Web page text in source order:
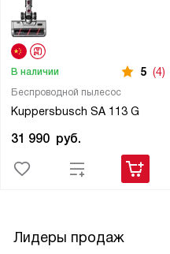
Беспроводной пылесос
Kuppersbusch SA 113 G
В наличии 5 (4)
31 990 руб.
Лидеры продаж